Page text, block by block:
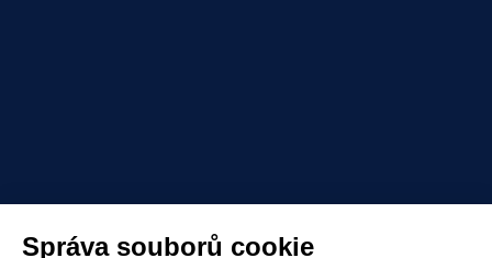
Správa souborů cookie